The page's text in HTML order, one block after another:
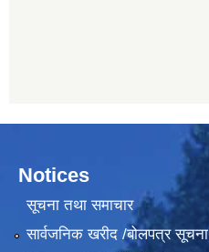
Notices
सूचना तथा समाचार
सार्वजनिक खरीद /बोलपत्र सूचना